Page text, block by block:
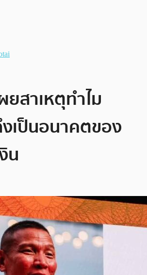
ยสาเหตุทำไม
เป็นอนาคตของ
น